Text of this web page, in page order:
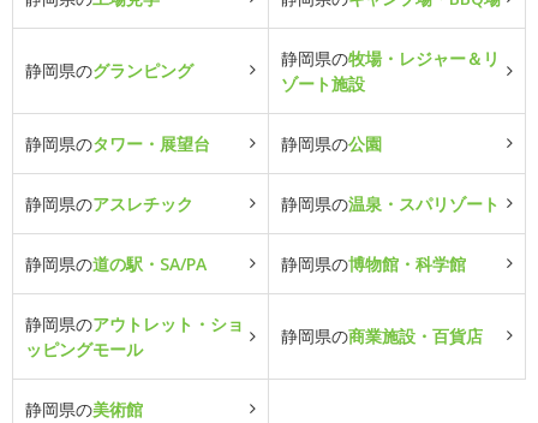
静岡県のグランピング
静岡県の牧場・レジャー＆リ
ゾート施設
静岡県のタワー・展望台 静岡県の公園
静岡県のアスレチック 静岡県の温泉・スパリゾート
静岡県の道の駅・SA/PA 静岡県の博物館・科学館
静岡県のアウトレット・ショ
ッピングモール
静岡県の商業施設・百貨店
静岡県の美術館